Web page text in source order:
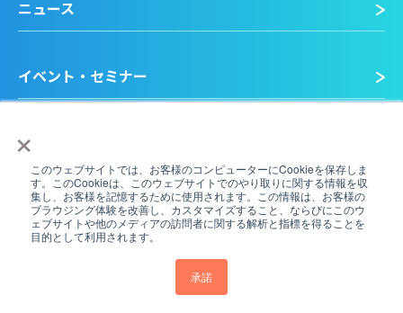
×
このウェブサイトでは、お客様のコンピューターにCookieを保存しま
す。このCookieは、このウェブサイトでのやり取りに関する情報を収
集し、お客様を記憶するために使用されます。この情報は、お客様の
ブラウジング体験を改善し、カスタマイズすること、ならびにこのウ
ェブサイトや他のメディアの訪問者に関する解析と指標を得ることを
目的として利用されます。
承諾
ニュース
イベント・セミナー
採用情報
個人情報保護方針
ソーシャルメディアガイドライン